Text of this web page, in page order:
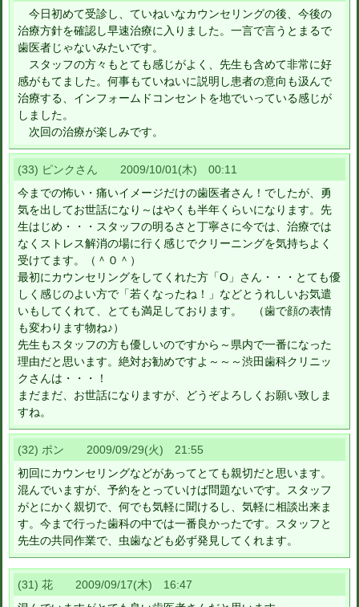
今日初めて受診し、ていねいなカウンセリングの後、今後の
治療方針を確認し早速治療に入りました。一言で言うとまるで
歯医者じゃないみたいです。
スタッフの方々もとても感じがよく、先生も含めて非常に好
感がもてました。何事もていねいに説明し患者の意向も汲んで
治療する、インフォームドコンセントを地でいっている感じが
しました。
次回の治療が楽しみです。
(33) ピンクさん 2009/10/01(木) 00:11
今までの怖い・痛いイメージだけの歯医者さん！でしたが、勇
気を出してお世話になり～はやくも半年くらいになります。先
生はじめ・・・スタッフの明るさと丁寧さに今では、治療では
なくストレス解消の場に行く感じでクリーニングを気持ちよく
受けてます。（＾０＾）
最初にカウンセリングをしてくれた方「O」さん・・・とても優
しく感じのよい方で「若くなったね！」などとうれしいお気遣
いもしてくれて、とても満足しております。 （歯で顔の表情
も変わります物ね♪）
先生もスタッフの方も優しいのですから～県内で一番になった
理由だと思います。絶対お勧めですよ～～～渋田歯科クリニッ
クさんは・・・！
まだまだ、お世話になりますが、どうぞよろしくお願い致しま
すね。
(32) ポン 2009/09/29(火) 21:55
初回にカウンセリングなどがあってとても親切だと思います。
混んでいますが、予約をとっていけば問題ないです。スタッフ
がとにかく親切で、何でも気軽に聞けるし、気軽に相談出来ま
す。今まで行った歯科の中では一番良かったです。スタッフと
先生の共同作業で、虫歯なども必ず発見してくれます。
(31) 花 2009/09/17(木) 16:47